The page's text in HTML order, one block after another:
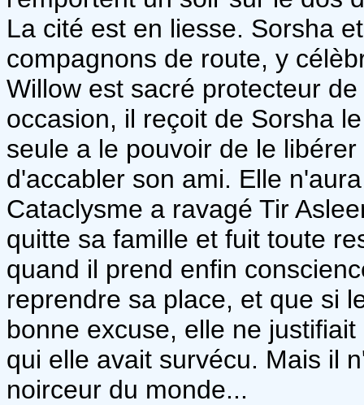
La cité est en liesse. Sorsha
compagnons de route, y
Willow est sacré protecteur
occasion, il reçoit de Sorsha
seule a le pouvoir de le
d'accabler son ami. Elle
Cataclysme a ravagé Tir
quitte sa famille et fuit toute
quand il prend enfin
reprendre sa place, et que si
bonne excuse, elle ne
qui elle avait survécu. Mais il
noirceur du monde...